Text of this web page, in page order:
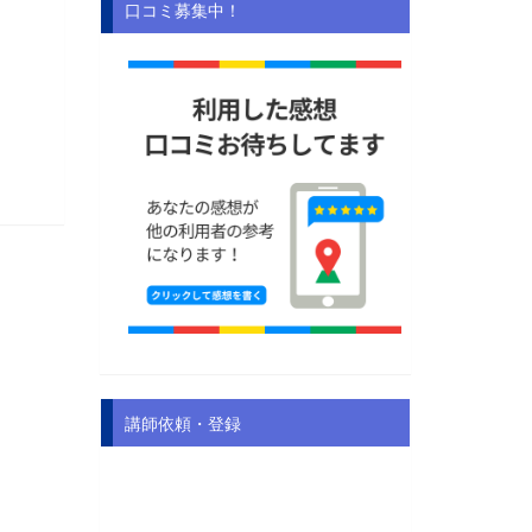
口コミ募集中！
講師依頼・登録